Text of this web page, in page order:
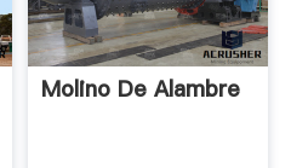
Molino De Alambre